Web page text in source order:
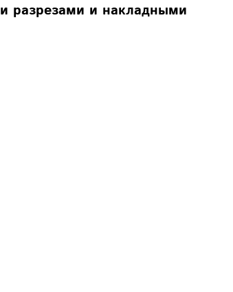
разрезами и накладными